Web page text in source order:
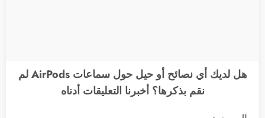
هل لديك أي نصائح أو حيل حول سماعات ‌AirPods‌ لم
نقم بذكرها؟ أخبرنا التعليقات أدناه